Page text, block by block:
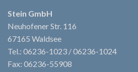
Stein GmbH
Neuhofener Str. 116
67165 Waldsee
Tel.: 06236-1023 / 06236-1024
Fax: 06236-55908